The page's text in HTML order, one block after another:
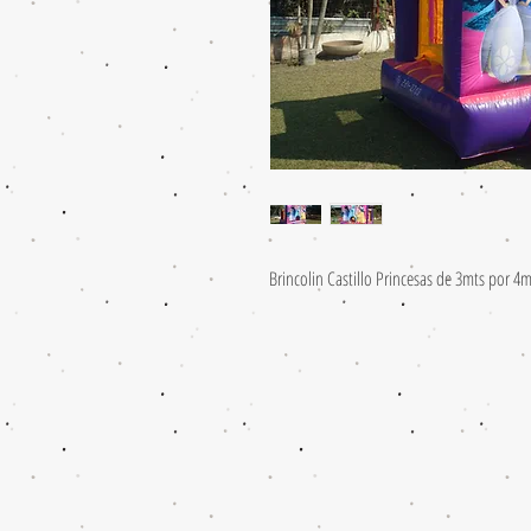
Brincolin Castillo Princesas de 3mts por